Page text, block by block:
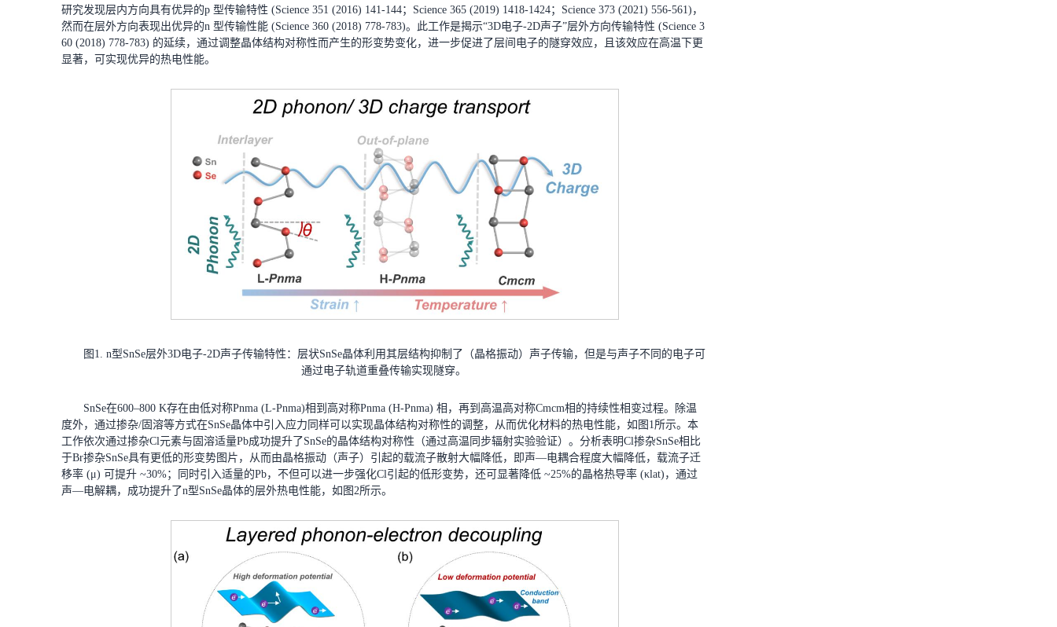
研究发现层内方向具有优异的p 型传输特性 (Science 351 (2016) 141-144；Science 365 (2019) 1418-1424；Science 373 (2021) 556-561)，
然而在层外方向表现出优异的n 型传输性能 (Science 360 (2018) 778-783)。此工作是揭示“3D电子-2D声子”层外方向传输特性 (Science 3
60 (2018) 778-783) 的延续，通过调整晶体结构对称性而产生的形变势变化，进一步促进了层间电子的隧穿效应，且该效应在高温下更
显著，可实现优异的热电性能。
图1. n型SnSe层外3D电子-2D声子传输特性：层状SnSe晶体利用其层结构抑制了（晶格振动）声子传输，但是与声子不同的电子可
通过电子轨道重叠传输实现隧穿。
SnSe在600–800 K存在由低对称Pnma (L-Pnma)相到高对称Pnma (H-Pnma) 相，再到高温高对称Cmcm相的持续性相变过程。除温
度外，通过掺杂/固溶等方式在SnSe晶体中引入应力同样可以实现晶体结构对称性的调整，从而优化材料的热电性能，如图1所示。本
工作依次通过掺杂Cl元素与固溶适量Pb成功提升了SnSe的晶体结构对称性（通过高温同步辐射实验验证）。分析表明Cl掺杂SnSe相比
于Br掺杂SnSe具有更低的形变势图片，从而由晶格振动（声子）引起的载流子散射大幅降低，即声—电耦合程度大幅降低，载流子迁
移率 (μ) 可提升 ~30%；同时引入适量的Pb，不但可以进一步强化Cl引起的低形变势，还可显著降低 ~25%的晶格热导率 (κlat)，通过
声—电解耦，成功提升了n型SnSe晶体的层外热电性能，如图2所示。